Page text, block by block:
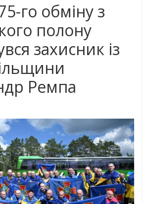
го обміну з
полону
захисник із
Ремпа